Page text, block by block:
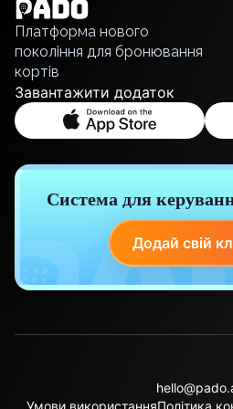
Русский
Платформа нового
покоління для бронювання
кортів
Завантажити додаток
Система для
Додай свій
Умови використанняПолітика